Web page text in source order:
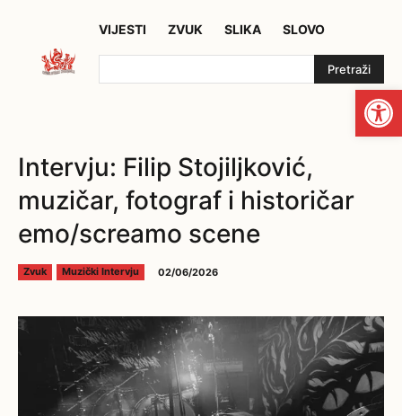
VIJESTI ZVUK SLIKA SLOVO
Pretraži
Intervju: Filip Stojiljković,
muzičar, fotograf i historičar
emo/screamo scene
Zvuk Muzički Intervju 02/06/2026